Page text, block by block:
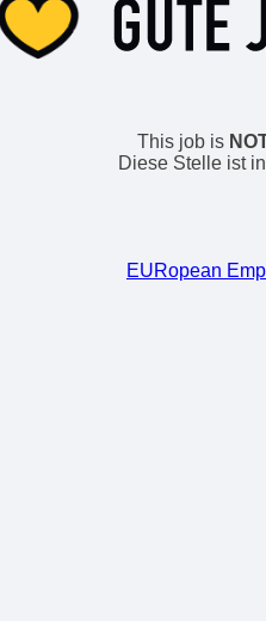
This job is
Diese Stelle ist
EURopean